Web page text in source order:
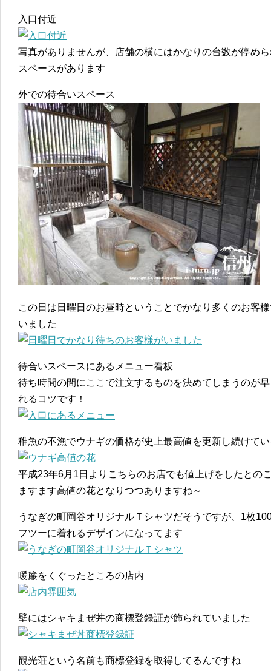
入口付近
写真がありませんが、店舗の横にはかなりの台数が停め
スペースがあります
外での待合いスペース
この日は日曜日のお昼時ということでかなり多くのお客
いました
待合いスペースにあるメニュー看板
待ち時間の間にここで注文するものを決めてしまうのが
れるコツです！
稚魚の不漁でウナギの価格が史上最高値を更新し続けて
平成23年6月1日よりこちらのお店でも値上げをしたとの
ますます高値の花となりつつありますね～
うなぎの町岡谷オリジナルＴシャツだそうですが、1枚
フツーに着れるデザインになってます
暖簾をくぐったところの店内
壁にはシャキまぜ丼の商標登録証が飾られていました
観光荘という名前も商標登録を取得してるんですね